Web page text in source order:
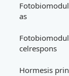
as
celrespons
Hormesis